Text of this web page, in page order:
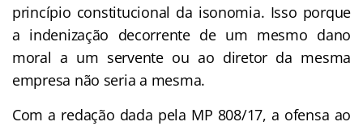
princípio constitucional da isonomia. Isso porque
a indenização decorrente de um mesmo dano
moral a um servente ou ao diretor da mesma
empresa não seria a mesma.
Com a redação dada pela MP 808/17, a ofensa ao